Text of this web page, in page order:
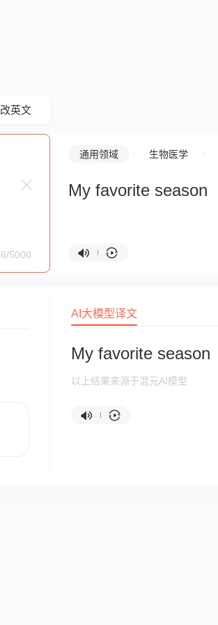
改英文
6/5000
通用领域 生物医学
My favorite season
AI大模型译文
My favorite season
以上结果来源于混元AI模型